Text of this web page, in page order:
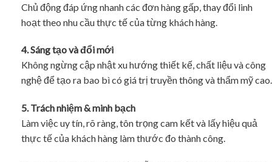
Chủ động đáp ứng nhanh các đơn hàng gấp, thay đổi linh
hoạt theo nhu cầu thực tế của từng khách hàng.
4. Sáng tạo và đổi mới
Không ngừng cập nhật xu hướng thiết kế, chất liệu và công
nghệ để tạo ra bao bì có giá trị truyền thông và thẩm mỹ cao.
5. Trách nhiệm & minh bạch
Làm việc uy tín, rõ ràng, tôn trọng cam kết và lấy hiệu quả
thực tế của khách hàng làm thước đo thành công.